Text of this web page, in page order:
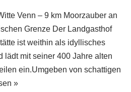
Venn – 9 km Moorzauber an
Grenze Der Landgasthof
ist weithin als idyllisches
lädt mit seiner 400 Jahre alten
ein.Umgeben von schattigen
»